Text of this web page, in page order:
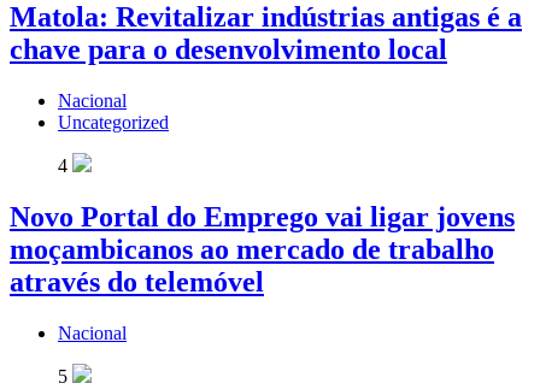
Matola: Revitalizar indústrias antigas é a
chave para o desenvolvimento local
Nacional
Uncategorized
4
Novo Portal do Emprego vai ligar jovens
moçambicanos ao mercado de trabalho
através do telemóvel
Nacional
5